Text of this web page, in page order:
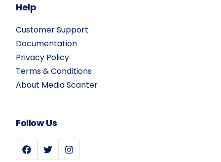
Help
Customer Support
Documentation
Privacy Policy
Terms & Conditions
About Media Scanter
Follow Us